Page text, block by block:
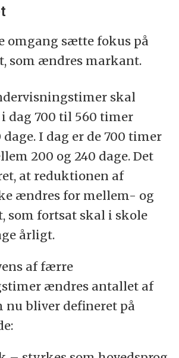
omgang sætte fokus på
som ændres markant.
skal
i dag 700 til 560 timer
dage. I dag er de 700 timer
200 og 240 dage. Det
at reduktionen af
ændres for mellem- og
som fortsat skal i skole
årligt.
af færre
ændres antallet af
nu bliver defineret på